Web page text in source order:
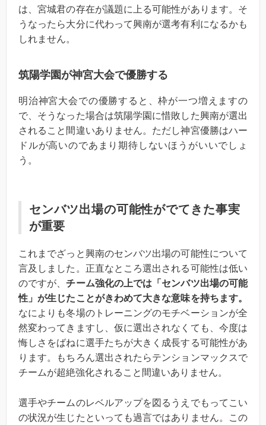
は、宮城君の存在が議題に上る可能性があります。そ
うなったら大分に代わって興南が選考有利になるかも
しれません。
筑陽学園が神宮大会で優勝する
明治神宮大会での優勝すると、枠が一つ増えますの
で、そうなった場合は筑陽学園に惜敗した興南が選出
されること間違いありません。ただし神宮優勝はハー
ドルが高いのであまり期待しないほうがいいでしょ
う。
センバツ出場の可能性がでてきた事実
が重要
これまでざっと興南のセンバツ出場の可能性について
言及しました。正直なところ選出される可能性は低い
のですが、チーム強化の上では「センバツ出場の可能
性」が生じたことがきわめて大きな意味を持ちます。
なによりも冬場のトレーニングのモチベーションが全
然変わってきますし、仮に選出されなくても、今度は
悔しさをばねに選手たちが大きく成長する可能性があ
ります。もちろん選出されたらテンションマックスで
チームが超絶強化されること間違いありません。
選手やチームのレベルアップを図るうえでもってこい
の状況が生じたといっても過言ではありません。この